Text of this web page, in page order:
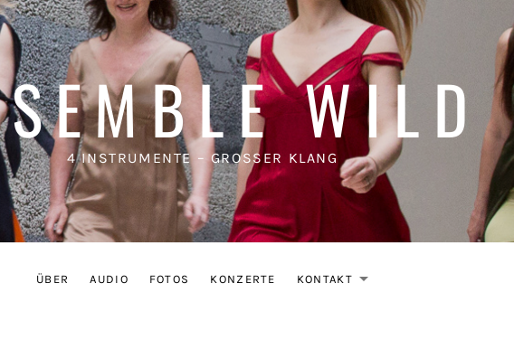
WILD
4 INSTRUMENTE – GROSSER KLANG
ÜBER AUDIO FOTOS KONZERTE KONTAKT